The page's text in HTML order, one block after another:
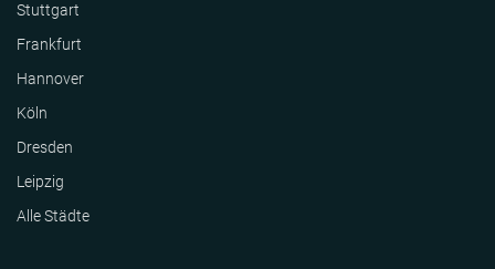
Stuttgart
Frankfurt
Hannover
Köln
Dresden
Leipzig
Alle Städte